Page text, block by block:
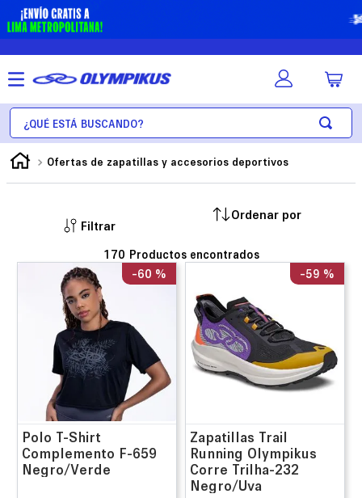
¿Qué está buscando?
Ofertas de zapatillas y accesorios deportivos
Filtrar
170
-60 %
Polo T-Shirt
Complemento F-659
Negro/Verde
-59 %
Zapatillas Trail
Running Olympikus
Corre Trilha-232
Negro/Uva